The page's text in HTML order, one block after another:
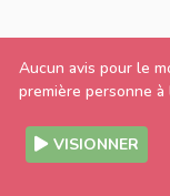
Aucun avis pour le
première personne
VISIONNER